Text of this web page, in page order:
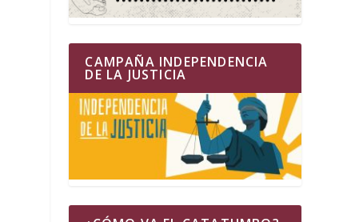
CAMPAÑA INDEPENDENCIA
DE LA JUSTICIA